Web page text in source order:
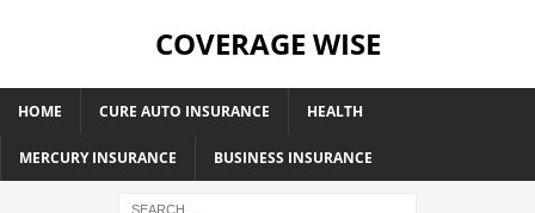
COVERAGE WISE
HOME CURE AUTO INSURANCE HEALTH
MERCURY INSURANCE BUSINESS INSURANCE